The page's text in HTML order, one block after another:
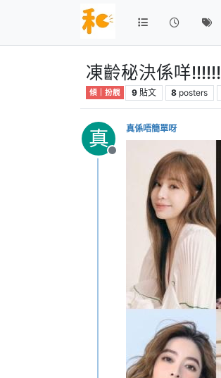
凍齡秘決係咩!!!!!!
傾｜扮靚 9 貼文 8 posters
真
離線
真係唔簡單呀